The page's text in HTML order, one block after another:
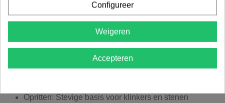
Hoge stabiliteit: Zeer stevige funderingslaag
Goed verdichtbaar: Ideaal voor bestrating
Gebruiksklaar: Direct toepasbaar op de werf
Duurzaam: Lange levensduur van de onderbouw
Opritten: Stevige basis voor klinkers en stenen
Configureer
Weigeren
Accepteren